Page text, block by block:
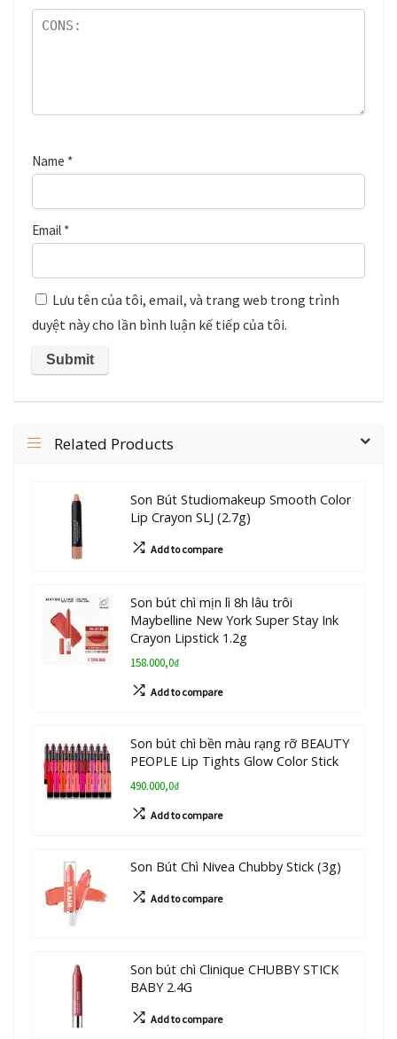
Name *
Email *
Lưu tên của tôi, email, và trang web trong trình
duyệt này cho lần bình luận kế tiếp của tôi.
Related Products
Son Bút Studiomakeup Smooth Color
Lip Crayon SLJ (2.7g)
Add to compare
Son bút chì mịn lì 8h lâu trôi
Maybelline New York Super Stay Ink
Crayon Lipstick 1.2g
158.000,0₫
Add to compare
Son bút chì bền màu rạng rỡ BEAUTY
PEOPLE Lip Tights Glow Color Stick
490.000,0₫
Add to compare
Son Bút Chì Nivea Chubby Stick (3g)
Add to compare
Son bút chì Clinique CHUBBY STICK
BABY 2.4G
Add to compare